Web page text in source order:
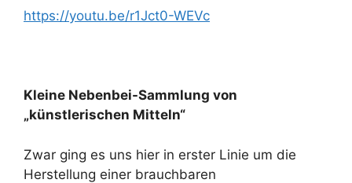
https://youtu.be/r1Jct0-WEVc
Kleine Nebenbei-Sammlung von
„künstlerischen Mitteln“
Zwar ging es uns hier in erster Linie um die
Herstellung einer brauchbaren